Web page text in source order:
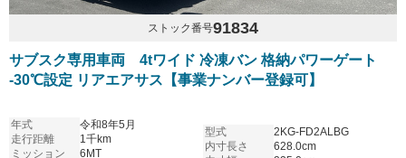
ストック番号91834
サブスク専用車両 4tワイド 冷凍バン 格納パワーゲート
-30℃設定 リアエアサス【事業ナンバー登録可】
年式
令和8年5月
走行距離
1千km
ミッション
6MT
型式
2KG-FD2ALBG
内寸長さ
628.0cm